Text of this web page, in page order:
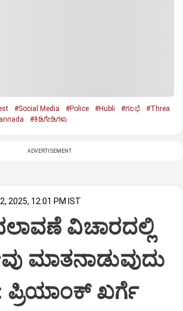
#Social Media #Police #Hubli #ಗಲಭೆ
#Threa
#ಕಿಡಿಗೇಡಿಗಳು
ADVERTISEMENT
2025, 12:01 PM IST
ವಿಚಾರದಲ್ಲಿ
ಮಾತನಾಡುವುದು
ಪ್ರಿಯಾಂಕ್ ಖರ್ಗೆ